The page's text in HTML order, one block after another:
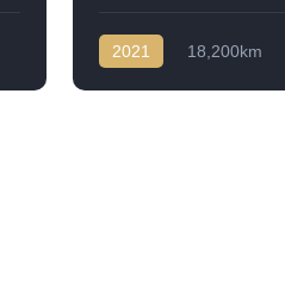
2021 18,200km